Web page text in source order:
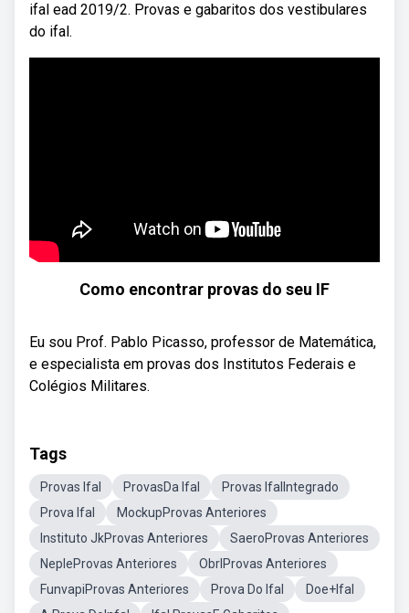
ifal ead 2019/2. Provas e gabaritos dos vestibulares
do ifal.
Como encontrar provas do seu IF
Eu sou Prof. Pablo Picasso, professor de Matemática,
e especialista em provas dos Institutos Federais e
Colégios Militares.
Tags
Provas Ifal ProvasDa Ifal
Provas IfalIntegrado
Prova Ifal
MockupProvas Anteriores
Instituto JkProvas Anteriores
SaeroProvas Anteriores
NepleProvas Anteriores
ObrlProvas Anteriores
FunvapiProvas Anteriores
Prova Do Ifal
Doe+Ifal